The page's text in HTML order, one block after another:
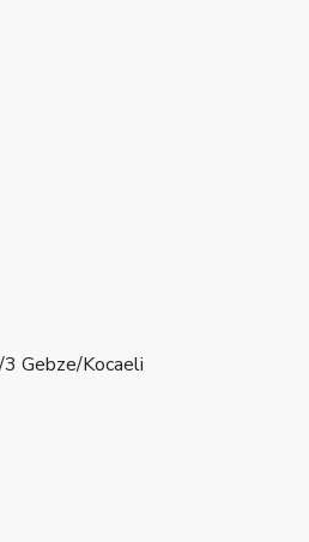
Gebze/Kocaeli